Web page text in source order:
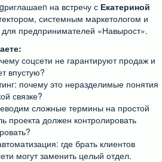
на встречу с Екатериной
системным маркетологом и
предпринимателей «Навырост».
соцсети не гарантируют продаж и
впустую?
почему это неразделимые понятия
связке?
сложные термины на простой
проекта должен контролировать
где брать клиентов
могут заменить целый отдел.